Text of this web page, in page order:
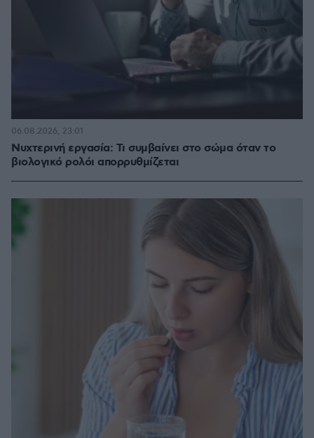
Νυχτερινή εργασία: Τι συμβαίνει στο σώμα όταν το
βιολογικό ρολόι απορρυθμίζεται
06.08.2026, 23:01